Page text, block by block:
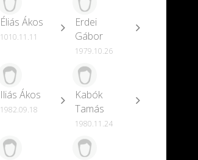
Éliás Ákos
1010.11.11
Erdei
Gábor
1979.10.26
Iliás Ákos
1982.09.18
Kabók
Tamás
1980.11.24